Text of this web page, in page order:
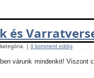
és
| 0 komment eddig
várunk mindenkit! Viszont